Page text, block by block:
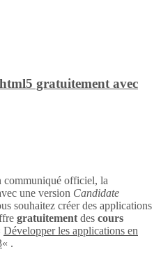
gratuitement avec
communiqué officiel, la
une version Candidate
souhaitez créer des applications
gratuitement des cours
Développer les applications en
« .